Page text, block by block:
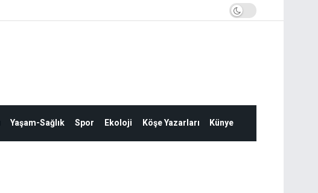
Yaşam-Sağlık Spor Ekoloji Köşe Yazarları Künye